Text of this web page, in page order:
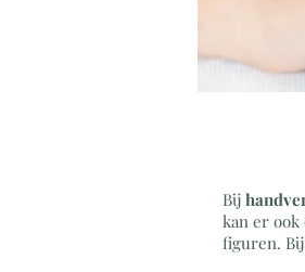
Bij
kan er ook
figuren.